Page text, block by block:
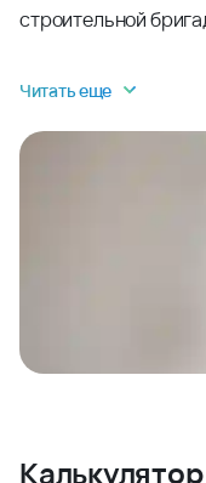
строительной
Читать еще